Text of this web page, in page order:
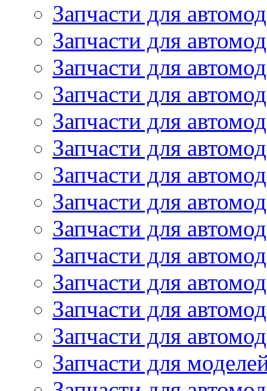
Запчасти для
Запчасти для
Запчасти для
Запчасти для
Запчасти для
Запчасти для
Запчасти для
Запчасти для
Запчасти для
Запчасти для
Запчасти для
Запчасти для
Запчасти для
Запчасти для